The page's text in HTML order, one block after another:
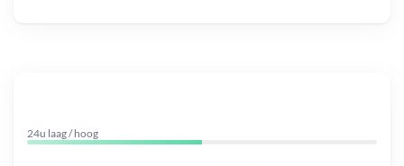
24u laag / hoog